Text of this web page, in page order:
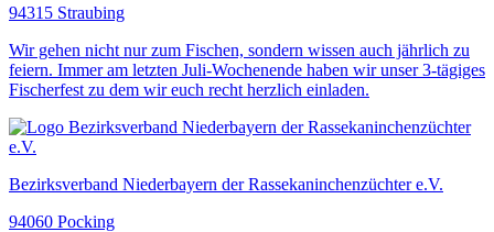
94315 Straubing
Wir gehen nicht nur zum Fischen, sondern wissen auch jährlich zu
feiern. Immer am letzten Juli-Wochenende haben wir unser 3-tägiges
Fischerfest zu dem wir euch recht herzlich einladen.
Bezirksverband Niederbayern der Rassekaninchenzüchter e.V.
94060 Pocking